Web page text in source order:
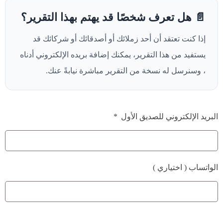
📄 هل تعرف شخصًا قد يهتم بهذا التقرير؟
إذا كنت تعتقد أن أحد زملائك أو أصدقائك أو شركائك قد
يستفيد من هذا التقرير، يمكنك إضافة بريده الإلكتروني أدناه
، وسنرسل له نسخة من التقرير مباشرة نيابةً عنك.
البريد الإلكتروني للصديق الأول
الواتساب ( اختياري )